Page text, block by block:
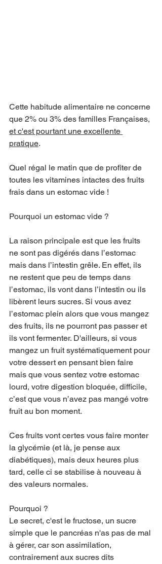
Cette habitude alimentaire ne concerne
que 2% ou 3% des familles Françaises,
et c'est pourtant une excellente
pratique.
Quel régal le matin que de profiter de
toutes les vitamines intactes des fruits
frais dans un estomac vide !
Pourquoi un estomac vide ?
La raison principale est que les fruits
ne sont pas digérés dans l’estomac
mais dans l’intestin grêle. En effet, ils
ne restent que peu de temps dans
l’estomac, ils vont dans l’intestin ou ils
libèrent leurs sucres. Si vous avez
l’estomac plein alors que vous mangez
des fruits, ils ne pourront pas passer et
ils vont fermenter. D'ailleurs, si vous
mangez un fruit systématiquement pour
votre dessert en pensant bien faire
mais que vous sentez votre estomac
lourd, votre digestion bloquée, difficile,
c’est que vous n’avez pas mangé votre
fruit au bon moment.
Ces fruits vont certes vous faire monter
la glycémie (et là, je pense aux
diabétiques), mais deux heures plus
tard, celle ci se stabilise à nouveau à
des valeurs normales.
Pourquoi ?
Le secret, c'est le fructose, un sucre
simple que le pancréas n'as pas de mal
à gérer, car son assimilation,
contrairement aux sucres dits